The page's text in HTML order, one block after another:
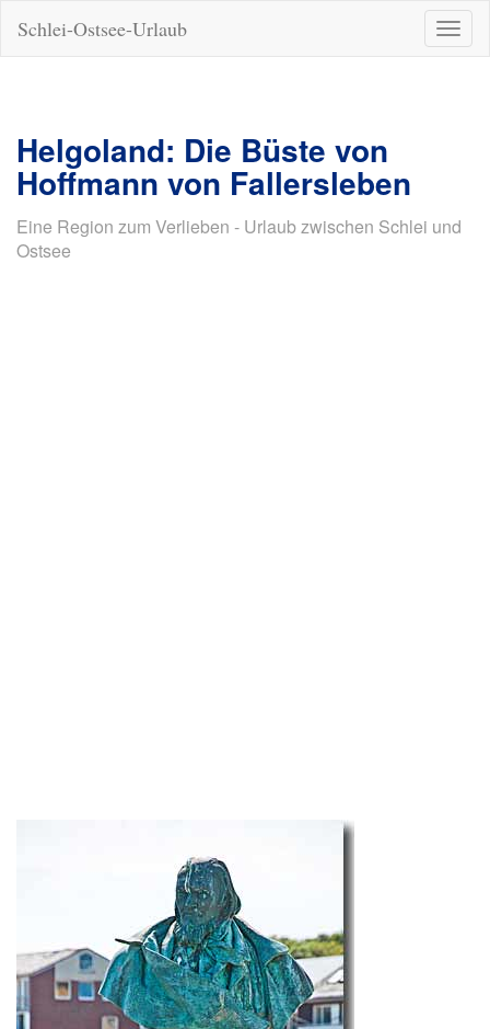
ein-/
Schlei-Ostsee-Urlaub
Helgoland: Die Büste von
Hoffmann von Fallersleben
Eine Region zum Verlieben - Urlaub zwischen Schlei und
Ostsee